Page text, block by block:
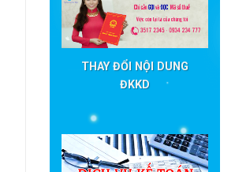
THAY ĐỔI NỘI DUNG
ĐKKD